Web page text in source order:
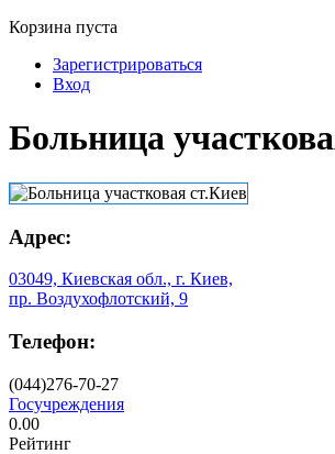
Корзина пуста
Зарегистрироваться
Вход
Больница
Адрес:
03049, Киевская обл., г. Киев,
пр. Воздухофлотский, 9
Телефон:
(044)276-70-27
Госучреждения
0.00
Рейтинг